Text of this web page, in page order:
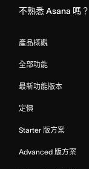
不熟悉 Asana 嗎？
產品概觀
全部功能
最新功能版本
定價
Starter 版方案
Advanced 版方案